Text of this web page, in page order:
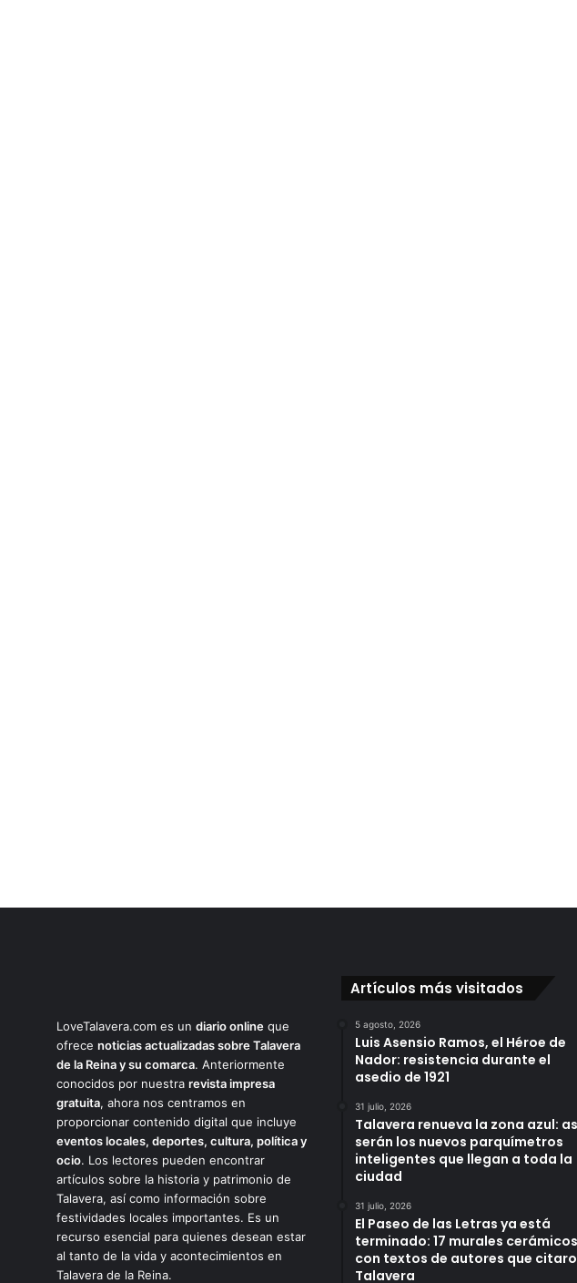
LoveTalavera.com es un diario online que
ofrece noticias actualizadas sobre Talavera
de la Reina y su comarca. Anteriormente
conocidos por nuestra revista impresa
gratuita, ahora nos centramos en
proporcionar contenido digital que incluye
eventos locales, deportes, cultura, política y
ocio. Los lectores pueden encontrar
artículos sobre la historia y patrimonio de
Talavera, así como información sobre
festividades locales importantes. Es un
recurso esencial para quienes desean estar
al tanto de la vida y acontecimientos en
Talavera de la Reina.
Artículos más visitados
5 agosto, 2026
Luis Asensio Ramos, el Héroe de
Nador: resistencia durante el
asedio de 1921
31 julio, 2026
Talavera renueva la zona azul:
serán los nuevos parquímetros
inteligentes que llegan a toda la
ciudad
31 julio, 2026
El Paseo de las Letras ya está
terminado: 17 murales cerámicos
con textos de autores que
Talavera